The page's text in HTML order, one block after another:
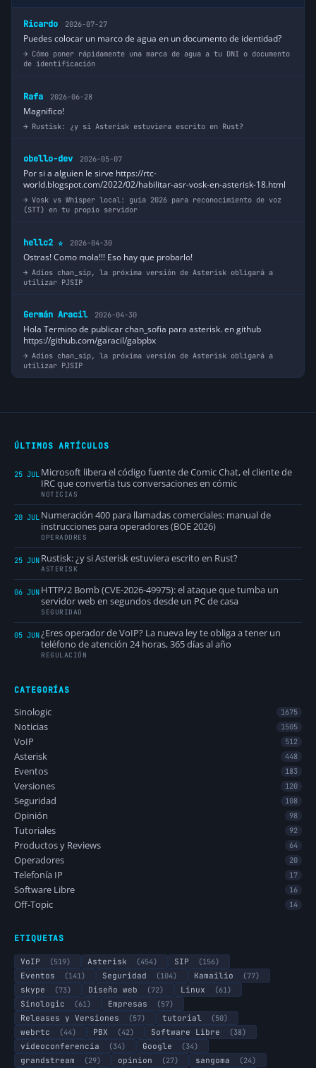
Ricardo 2026-07-27
Puedes colocar un marco de agua en un documento de identidad?
Cómo poner rápidamente una marca de agua a tu DNI o documento
de identificación
Rafa 2026-06-28
Magnifico!
Rustisk: ¿y si Asterisk estuviera escrito en Rust?
obello-dev 2026-05-07
Por si a alguien le sirve https://rtc-
world.blogspot.com/2022/02/habilitar-asr-vosk-en-asterisk-18.html
Vosk vs Whisper local: guía 2026 para reconocimiento de voz
(STT) en tu propio servidor
hellc2 ⭐ 2026-04-30
Ostras! Como mola!!! Eso hay que probarlo!
Adios chan_sip, la próxima versión de Asterisk obligará a
utilizar PJSIP
Germán Aracil 2026-04-30
Hola Termino de publicar chan_sofia para asterisk. en github
https://github.com/garacil/gabpbx
Adios chan_sip, la próxima versión de Asterisk obligará a
utilizar PJSIP
ÚLTIMOS ARTÍCULOS
25 JUL Microsoft libera el código fuente de Comic Chat, el cliente de
IRC que convertía tus conversaciones en cómic
NOTICIAS
20 JUL Numeración 400 para llamadas comerciales: manual de
instrucciones para operadores (BOE 2026)
OPERADORES
25 JUN Rustisk: ¿y si Asterisk estuviera escrito en Rust?
ASTERISK
06 JUN HTTP/2 Bomb (CVE-2026-49975): el ataque que tumba un
servidor web en segundos desde un PC de casa
SEGURIDAD
05 JUN¿Eres operador de VoIP? La nueva ley te obliga a tener un
teléfono de atención 24 horas, 365 días al año
REGULACIÓN
CATEGORÍAS
Sinologic 1675
Noticias 1505
VoIP 512
Asterisk 448
Eventos 183
Versiones 120
Seguridad 108
Opinión 98
Tutoriales 92
Productos y Reviews 64
Operadores 20
Telefonía IP 17
Software Libre 16
Off-Topic 14
ETIQUETAS
VoIP (519) Asterisk (454) SIP
(156)
Eventos
(141) Seguridad (104) Kamailio
(77)
skype
(73) Diseño web (72) Linux
(61)
Sinologic
(61) Empresas
(57)
Releases y Versiones
(57) tutorial
(50)
webrtc
(44) PBX (42) Software Libre
(38)
videoconferencia
(34) Google
(34)
grandstream
(29) opinion (27) sangoma (24)